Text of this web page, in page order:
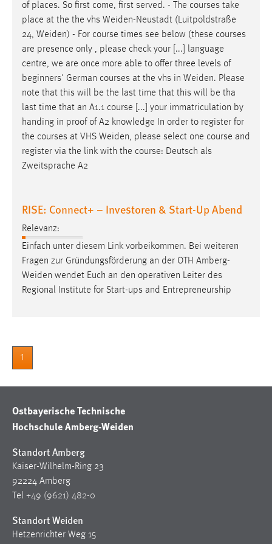
of places. So first come, first served. - The courses take
place at the the vhs Weiden-Neustadt (Luitpoldstraße
24, Weiden) - For course times see below (these courses
are presence only , please check your [...] language
centre, we are once more able to offer three levels of
beginners' German courses at the vhs in Weiden. Please
note that this will be the last time that this will be tha
last time that an A1.1 course [...] your immatriculation by
handing in proof of A2 knowledge In order to register for
the courses at VHS Weiden, please select one course and
register via the link with the course: Deutsch als
Zweitsprache A2
RISE: Connect+ – Investoren & Start-Up Abend
Relevanz:
Einfach unter diesem Link vorbeikommen. Bei weiteren
Fragen zur Gründungsförderung an der OTH Amberg-
Weiden wendet Euch an den operativen Leiter des
Regional Institute for Start-ups and Entrepreneurship
1
Ostbayerische Technische
Hochschule Amberg-Weiden
Standort Amberg
Kaiser-Wilhelm-Ring 23
92224 Amberg
Tel +49 (9621) 482-0
Standort Weiden
Hetzenrichter Weg 15
Cookie Laufzeit:
24 Stunden
STATISTIK
Statistik Cookies erfassen Informationen anonym.
Diese Informationen helfen uns zu verstehen, wie
unsere Besucher unsere Website nutzen.
Matomo
Name:
Zweck:
Cookie Laufzeit:
Max. 13 Monate
Name:
Anbieter:
Google Ireland Limited
Zweck:
Cookie Laufzeit: